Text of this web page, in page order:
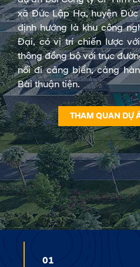
xã Đức Lập Hạ, huyện
định hướng là khu công
Đại, có vị trí chiến lược
thông đồng bộ với trục
nối đi cảng biển, cảng
Bài thuận tiện.
THAM QUAN DỰ
01